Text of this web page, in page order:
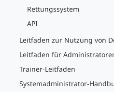
Rettungssystem
API
Leitfaden zur Nutzung von
Leitfaden für
Trainer-Leitfaden
Systemadministrator-